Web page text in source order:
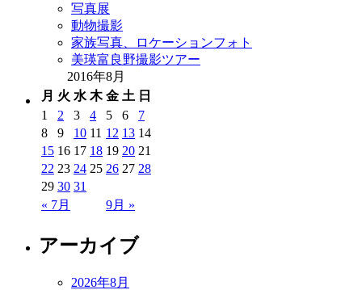
写真展
動物撮影
家族写真、ロケーションフォト
美瑛富良野撮影ツアー
2016年8月
月 火 水 木 金 土 日
« 7月 9月 »
1 2 3 4 5 6
7
8
9 10 11 12 13 14
15 16 17 18 19 20 21
22 23 24 25 26 27 28
29 30 31
アーカイブ
2026年8月